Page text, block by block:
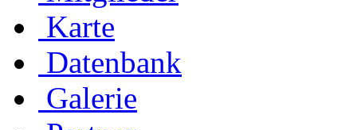
Karte
Datenbank
Galerie